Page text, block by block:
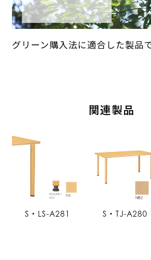
グリーン購入法に適合した製品で
関連製品
S・LS-A281 S・TJ-A280